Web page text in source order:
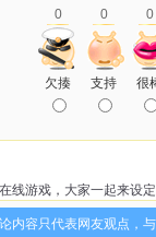
0 0 0
欠揍 支持 很
线游戏，大家一起来设定
内容只代表网友观点，